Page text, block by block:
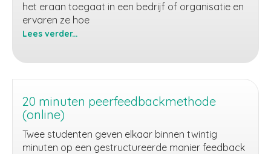
het eraan toegaat in een bedrijf of organisatie en
ervaren ze hoe
Lees verder...
20 minuten peerfeedbackmethode
(online)
Twee studenten geven elkaar binnen twintig
minuten op een gestructureerde manier feedback